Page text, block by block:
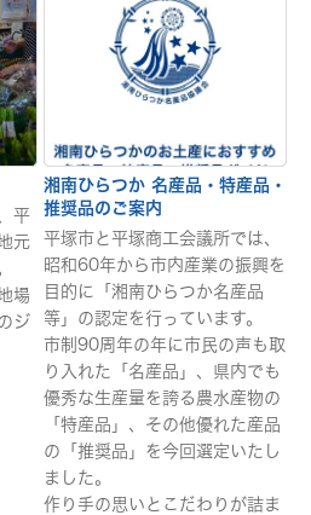
平
元
場
ジ
湘南ひらつか 名産品・特産品・
推奨品のご案内
平塚市と平塚商工会議所では、
昭和60年から市内産業の振興を
目的に「湘南ひらつか名産品
等」の認定を行っています。
市制90周年の年に市民の声も取
り入れた「名産品」、県内でも
優秀な生産量を誇る農水産物の
「特産品」、その他優れた産品
の「推奨品」を今回選定いたし
ました。
作り手の思いとこだわりが詰ま